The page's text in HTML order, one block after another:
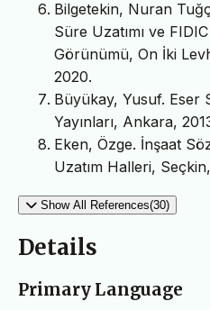
Bilgetekin, Nuran
Süre Uzatımı ve
Görünümü, On İki
2020.
Büyükay, Yusuf. Eser
Yayınları, Ankara,
Eken, Özge. İnşaat
Uzatım Halleri,
Show All References(30)
Details
Primary Language